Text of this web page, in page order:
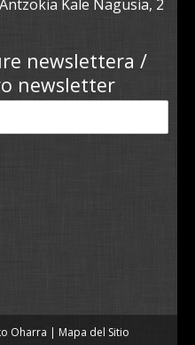
Kale Nagusia, 2
newslettera /
newsletter
Oharra | Mapa del Sitio